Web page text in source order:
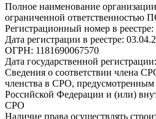
Полное наименование
ограниченной
Регистрационный номер в реестре:
Дата регистрации в реестре:
ОГРН: 1181690067570
Дата государственной регистрации:
Сведения о соответствии члена
членства в СРО, предусмотренным
Российской Федерации и (или)
СРО
Наличие права осуществлять